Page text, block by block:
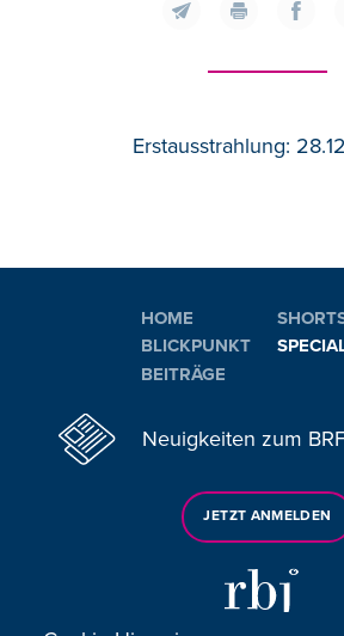
Erstausstrahlung:
HOME
BLICKPUNKT
BEITRÄGE
Neuigkeiten zum
JETZT ANMELDEN